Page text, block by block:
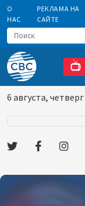
О
НАС
РЕКЛАМА НА
САЙТЕ
6 августа, четверг